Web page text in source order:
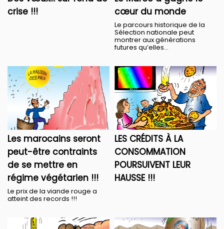
crise !!!
cœur du monde
Le parcours historique de la
Sélection nationale peut
montrer aux générations
futures qu’elles...
Les marocains seront
peut-être contraints
de se mettre en
régime végétarien !!!
Le prix de la viande rouge a
atteint des records !!!
LES CRÉDITS À LA
CONSOMMATION
POURSUIVENT LEUR
HAUSSE !!!